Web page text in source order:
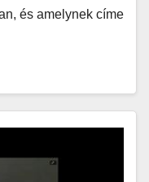
és amelynek címe